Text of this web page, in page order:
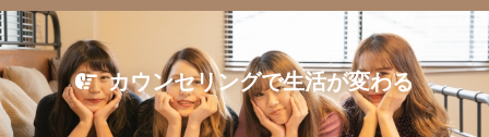
カウンセリングで生活が変わる